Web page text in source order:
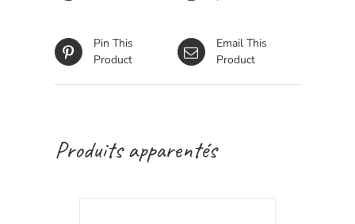
Pin This
Product
Email This
Product
Produits apparentés